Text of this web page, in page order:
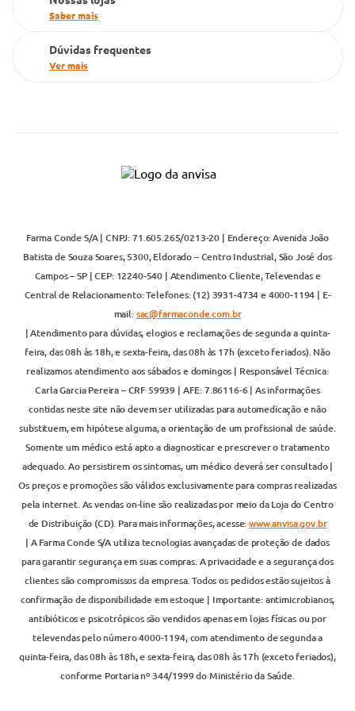
Saber mais
Dúvidas frequentes
Ver mais
Farma Conde S/A | CNPJ: 71.605.265/0213-20 | Endereço: Avenida João
Batista de Souza Soares, 5300, Eldorado – Centro Industrial, São José dos
Campos – SP | CEP: 12240-540 | Atendimento Cliente, Televendas e
Central de Relacionamento: Telefones: (12) 3931-4734 e 4000-1194 | E-
mail:sac@farmaconde.com.br
| Atendimento para dúvidas, elogios e reclamações de segunda a quinta-
feira, das 08h às 18h, e sexta-feira, das 08h às 17h (exceto feriados). Não
realizamos atendimento aos sábados e domingos | Responsável Técnica:
Carla Garcia Pereira – CRF 59939 | AFE: 7.86116-6 | As informações
contidas neste site não devem ser utilizadas para automedicação e não
substituem, em hipótese alguma, a orientação de um profissional de saúde.
Somente um médico está apto a diagnosticar e prescrever o tratamento
adequado. Ao persistirem os sintomas, um médico deverá ser consultado |
Os preços e promoções são válidos exclusivamente para compras realizadas
pela internet. As vendas on-line são realizadas por meio da Loja do Centro
de Distribuição (CD). Para mais informações, acesse:www.anvisa.gov.br
| A Farma Conde S/A utiliza tecnologias avançadas de proteção de dados
para garantir segurança em suas compras. A privacidade e a segurança dos
clientes são compromissos da empresa. Todos os pedidos estão sujeitos à
confirmação de disponibilidade em estoque | Importante: antimicrobianos,
antibióticos e psicotrópicos são vendidos apenas em lojas físicas ou por
televendas pelo número 4000-1194, com atendimento de segunda a
quinta-feira, das 08h às 18h, e sexta-feira, das 08h às 17h (exceto feriados),
conforme Portaria nº 344/1999 do Ministério da Saúde.